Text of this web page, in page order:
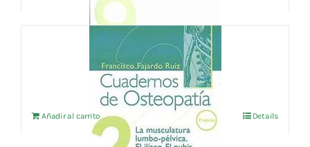
CUADERNOS DE OSTEOPATIA Vol.2
IVA no incluído
Añadir al carrito Details